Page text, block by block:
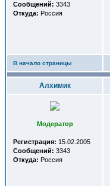
Сообщений: 3343
Откуда: Россия
В начало страницы
Алхимик
Модератор
Регистрация: 15.02.2005
Сообщений: 3343
Откуда: Россия